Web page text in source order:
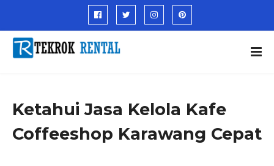
Ketahui Jasa Kelola Kafe
Coffeeshop Karawang Cepat